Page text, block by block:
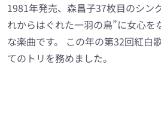
1981年発売、森昌子37枚目のシン
れからはぐれた一羽の鳥”に女心を
な楽曲です。 この年の第32回紅白
てのトリを務めました。